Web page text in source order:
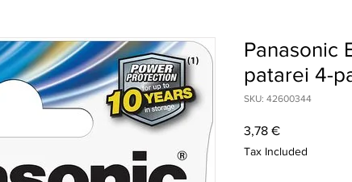
Panasonic
patarei 4-
SKU: 42600344
3,78 €Price
Tax Included